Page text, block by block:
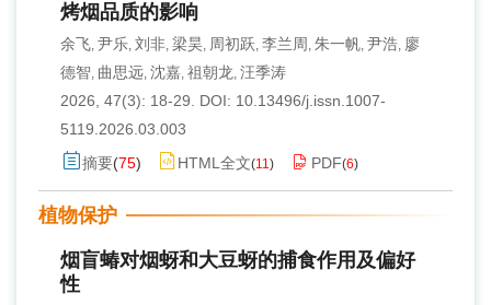
烤烟品质的影响
余飞, 尹乐, 刘非, 梁昊, 周初跃, 李兰周 , 朱一帆, 尹浩, 廖
德智, 曲思远, 沈嘉, 祖朝龙, 汪季涛
2026, 47(3): 18-29.
DOI: 10.13496/j.issn.1007-
5119.2026.03.003
摘要(75) HTML全文(11) PDF(6)
植物保护
烟盲蝽对烟蚜和大豆蚜的捕食作用及偏好
性